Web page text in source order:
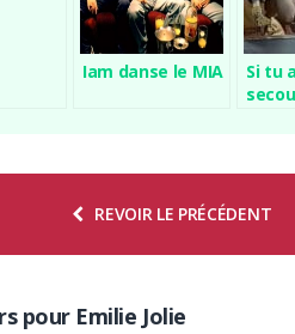
Iam danse le MIA
Si tu
REVOIR LE PRÉCÉDENT
pour Emilie Jolie